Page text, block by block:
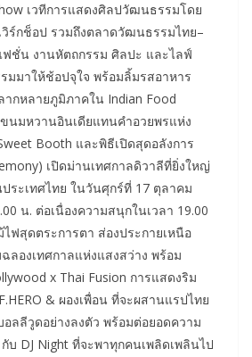
เวทีการแสดงศิลปวัฒนธรรมโดย
วิร์กช็อป รวมถึงตลาดวัฒนธรรมไทย–
ชั่น งานหัตถกรรม ศิลปะ และไลฟ์
มมาให้ช้อปจุใจ พร้อมลิ้มรสอาหาร
กหลายภูมิภาคใน Indian Food
นมหวานอินเดียแทนคำอวยพรแห่ง
Booth และพิธีเปิดสุดอลังการ
เปิดม่านเทศกาลดิวาลีที่ยิ่งใหญ่
ระเทศไทย ในวันศุกร์ที่ 17 ตุลาคม
น. ต่อเนื่องความสนุกในเวลา 19.00
ฟสุดตระการตา ส่องประกายเหนือ
ลองเทศกาลแห่งแสงสว่าง พร้อม
x Thai Fusion การแสดงริม
& ผองเพื่อน ที่จะผสานแรปไทย
ลลีวูดอย่างลงตัว พร้อมต่อยอดความ
บ DJ Night ที่จะพาทุกคนเพลิดเพลินไป